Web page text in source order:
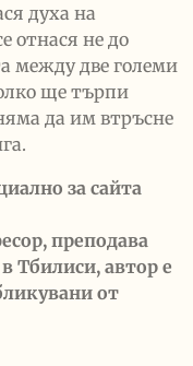
духа на
отнася не до
между две големи
ще търпи
да им втръсне
за сайта
преподава
Тбилиси, автор е
от